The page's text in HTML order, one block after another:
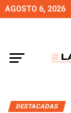
AGOSTO 6, 2026
DESTACADAS